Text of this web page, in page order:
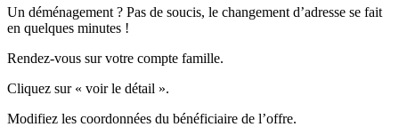
Un déménagement ? Pas de soucis, le changement d’adresse se fait
en quelques minutes !
Rendez-vous sur votre compte famille.
Cliquez sur « voir le détail ».
Modifiez les coordonnées du bénéficiaire de l’offre.